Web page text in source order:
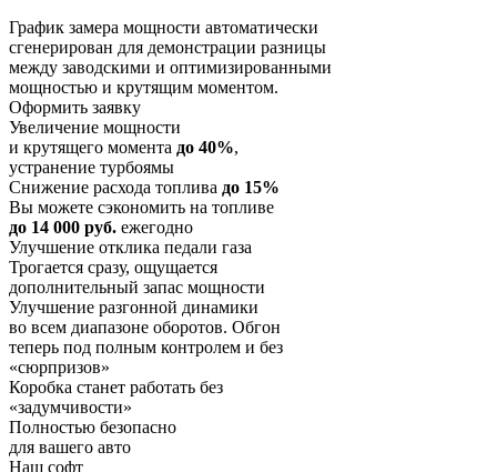
График замера мощности автоматически
сгенерирован для демонстрации разницы
между заводскими и оптимизированными
мощностью и крутящим моментом.
Оформить заявку
Увеличение мощности
и крутящего момента до 40%,
устранение турбоямы
Снижение расхода топлива до 15%
Вы можете сэкономить на топливе
до 14 000 руб. ежегодно
Улучшение отклика педали газа
Трогается сразу, ощущается
дополнительный запас мощности
Улучшение разгонной динамики
во всем диапазоне оборотов. Обгон
теперь под полным контролем и без
«сюрпризов»
Коробка станет работать без
«задумчивости»
Полностью безопасно
для вашего авто
Наш софт